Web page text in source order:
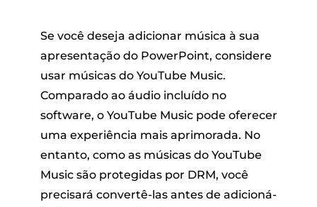
Se você deseja adicionar música à sua
apresentação do PowerPoint, considere
usar músicas do YouTube Music.
Comparado ao áudio incluído no
software, o YouTube Music pode oferecer
uma experiência mais aprimorada. No
entanto, como as músicas do YouTube
Music são protegidas por DRM, você
precisará convertê-las antes de adicioná-